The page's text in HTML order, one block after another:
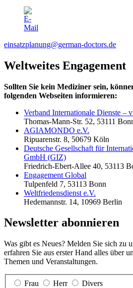
einsatzplanung@german-doctors.de
Weltweites Engagement
Sollten Sie kein Mediziner sein,
folgenden Webseiten informieren:
Verband Internationale Dienste –
Thomas-Mann-Str. 52, 53111
AGIAMONDO e.V.
Ripuarenstr. 8, 50679 Köln
Deutsche Gesellschaft für
GmbH (GIZ)
Friedrich-Ebert-Allee 40, 53113
Engagement Global
Tulpenfeld 7, 53113 Bonn
Weltfriedensdienst e.V.
Hedemannstr. 14, 10969 Berlin
Newsletter abonnieren
Was gibt es Neues? Melden Sie sich zu
erfahren Sie aus erster Hand alles über
Themen und Veranstaltungen.
Frau Herr Divers